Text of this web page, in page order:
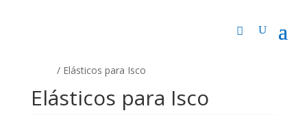
/ Elásticos para Isco
Elásticos para Isco